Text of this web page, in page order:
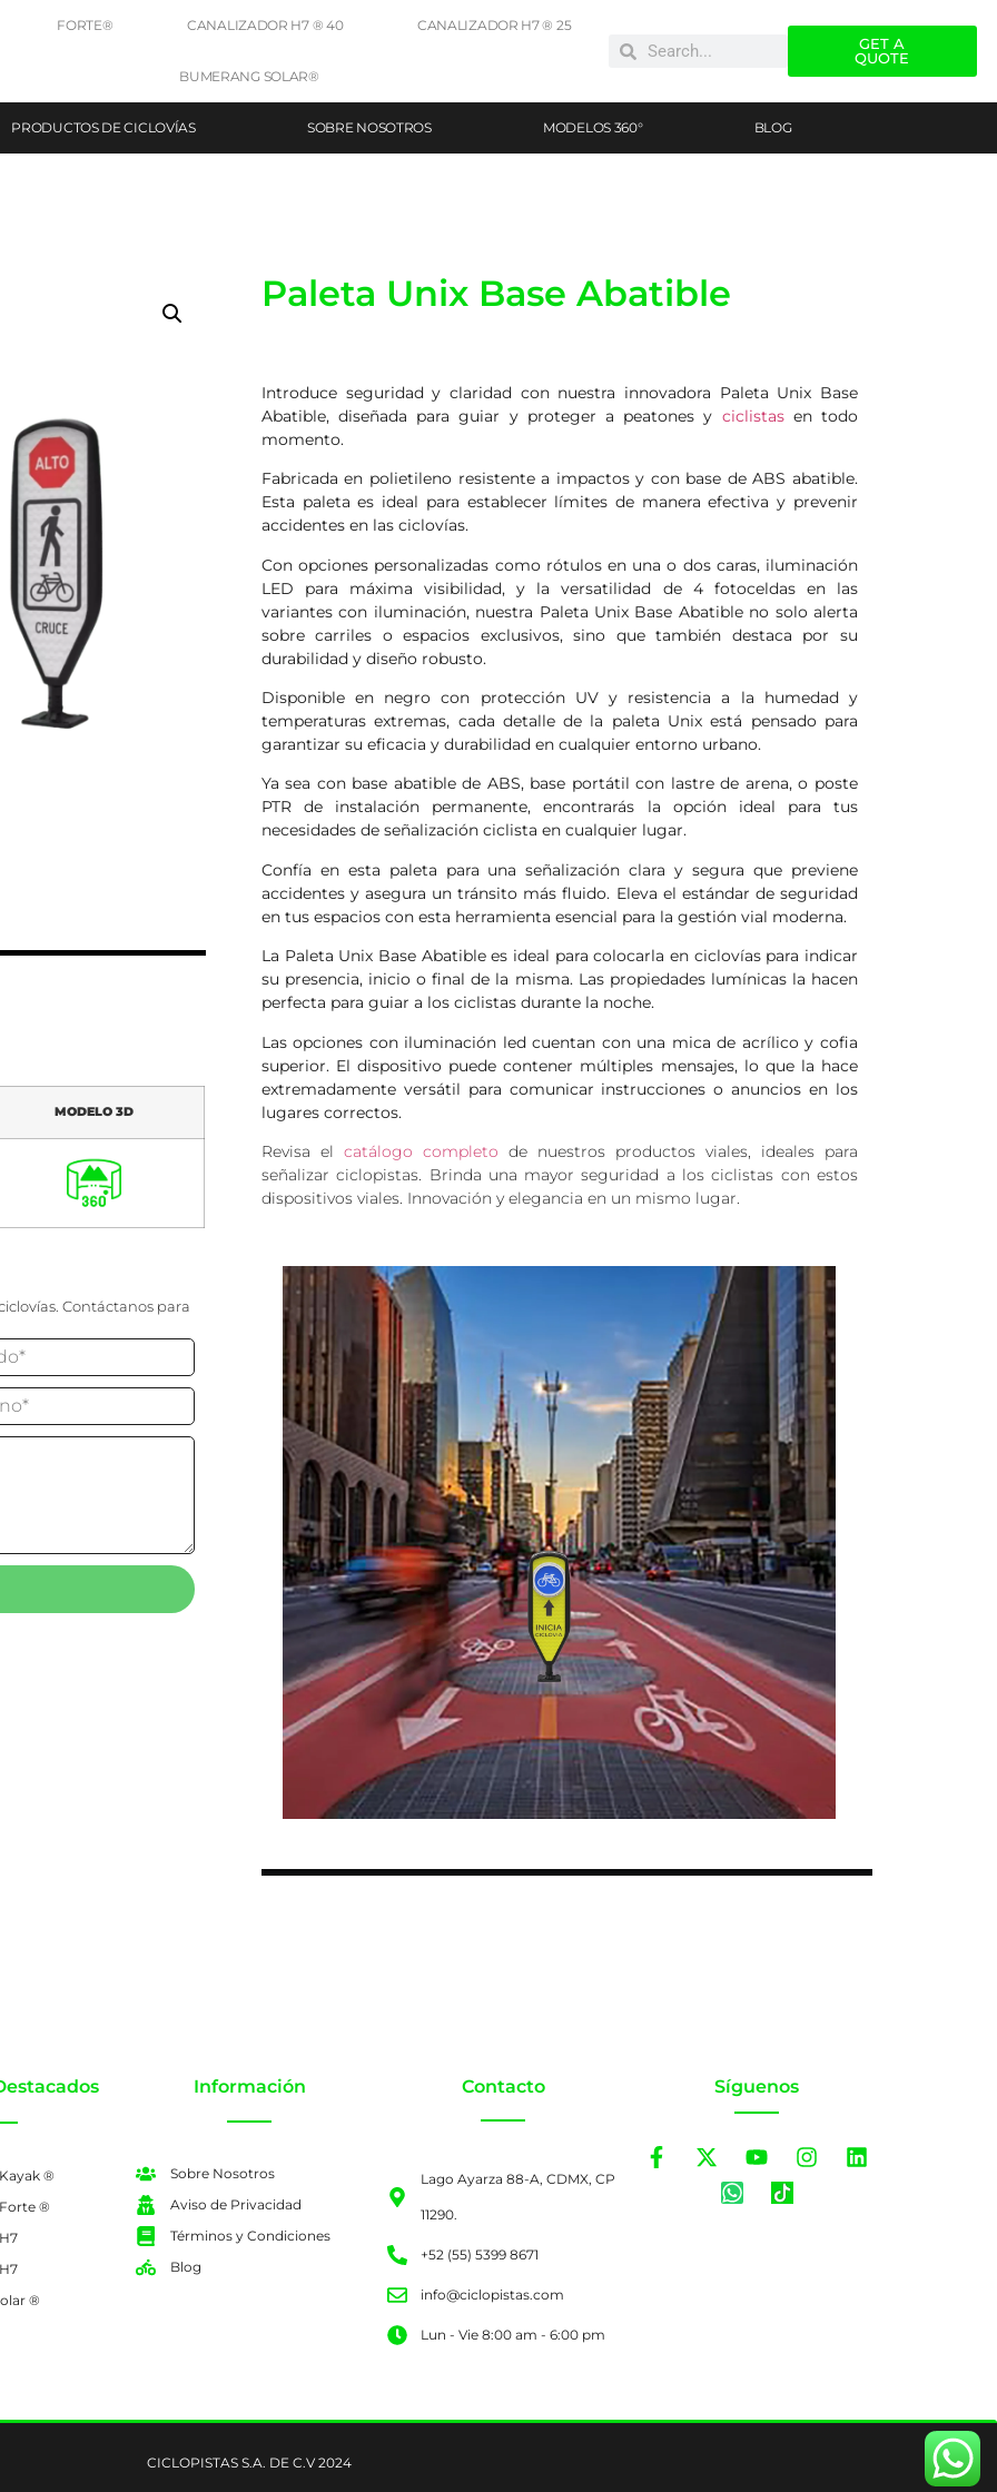
FORTE® CANALIZADOR H7 ® 40 CANALIZADOR H7 ® 25
BUMERANG SOLAR®
GET A
QUOTE
PRODUCTOS DE CICLOVÍAS SOBRE NOSOTROS MODELOS 360° BLOG
MODELO 3D
Contáctanos para
Paleta Unix Base Abatible
Introduce seguridad y claridad con nuestra innovadora Paleta Unix Base
Abatible, diseñada para guiar y proteger a peatones y ciclistasen todo
momento.
Fabricada en polietileno resistente a impactos y con base de ABS abatible.
Esta paleta es ideal para establecer límites de manera efectiva y prevenir
accidentes en las ciclovías.
Con opciones personalizadas como rótulos en una o dos caras, iluminación
LED para máxima visibilidad, y la versatilidad de 4 fotoceldas en las
variantes con iluminación, nuestra Paleta Unix Base Abatible no solo alerta
sobre carriles o espacios exclusivos, sino que también destaca por su
durabilidad y diseño robusto.
Disponible en negro con protección UV y resistencia a la humedad y
temperaturas extremas, cada detalle de la paleta Unix está pensado para
garantizar su eficacia y durabilidad en cualquier entorno urbano.
Ya sea con base abatible de ABS, base portátil con lastre de arena, o poste
PTR de instalación permanente, encontrarás la opción ideal para tus
necesidades de señalización ciclista en cualquier lugar.
Confía en esta paleta para una señalización clara y segura que previene
accidentes y asegura un tránsito más fluido. Eleva el estándar de seguridad
en tus espacios con esta herramienta esencial para la gestión vial moderna.
La Paleta Unix Base Abatible es ideal para colocarla en ciclovías para indicar
su presencia, inicio o final de la misma. Las propiedades lumínicas la hacen
perfecta para guiar a los ciclistas durante la noche.
Las opciones con iluminación led cuentan con una mica de acrílico y cofia
superior. El dispositivo puede contener múltiples mensajes, lo que la hace
extremadamente versátil para comunicar instrucciones o anuncios en los
lugares correctos.
Revisa el catálogo completo de nuestros productos viales, ideales para
señalizar ciclopistas. Brinda una mayor seguridad a los ciclistas con estos
dispositivos viales. Innovación y elegancia en un mismo lugar.
®
®
®
Información
Sobre Nosotros
Aviso de Privacidad
Términos y Condiciones
Blog
Contacto
Lago Ayarza 88-A, CDMX, CP
11290.
+52 (55) 5399 8671
info@ciclopistas.com
Lun - Vie 8:00 am - 6:00 pm
Síguenos
CICLOPISTAS S.A. DE C.V 2024